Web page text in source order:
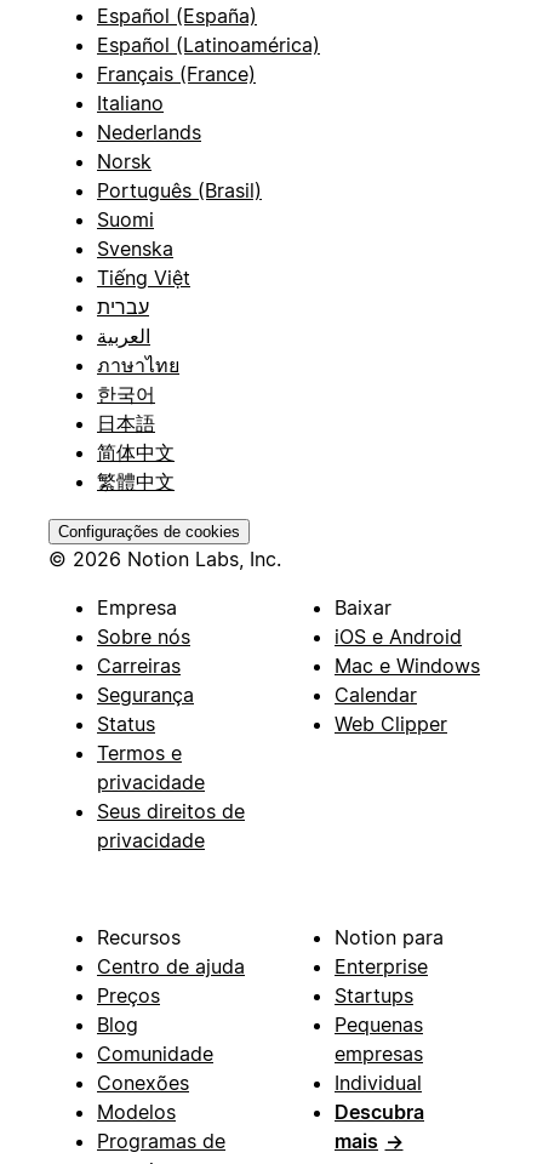
Español (España)
Español (Latinoamérica)
Français (France)
Italiano
Nederlands
Norsk
Português (Brasil)
Suomi
Svenska
Tiếng Việt
עברית
العربية
ภาษาไทย
한국어
日本語
简体中文
繁體中文
Configurações de cookies
© 2026 Notion Labs, Inc.
Empresa
Sobre nós
Carreiras
Segurança
Status
Termos e
privacidade
Seus direitos de
privacidade
Baixar
iOS e Android
Mac e Windows
Calendar
Web Clipper
Recursos
Centro de ajuda
Preços
Blog
Comunidade
Conexões
Modelos
Programas de
Notion para
Enterprise
Startups
Pequenas
empresas
Individual
Descubra
mais →